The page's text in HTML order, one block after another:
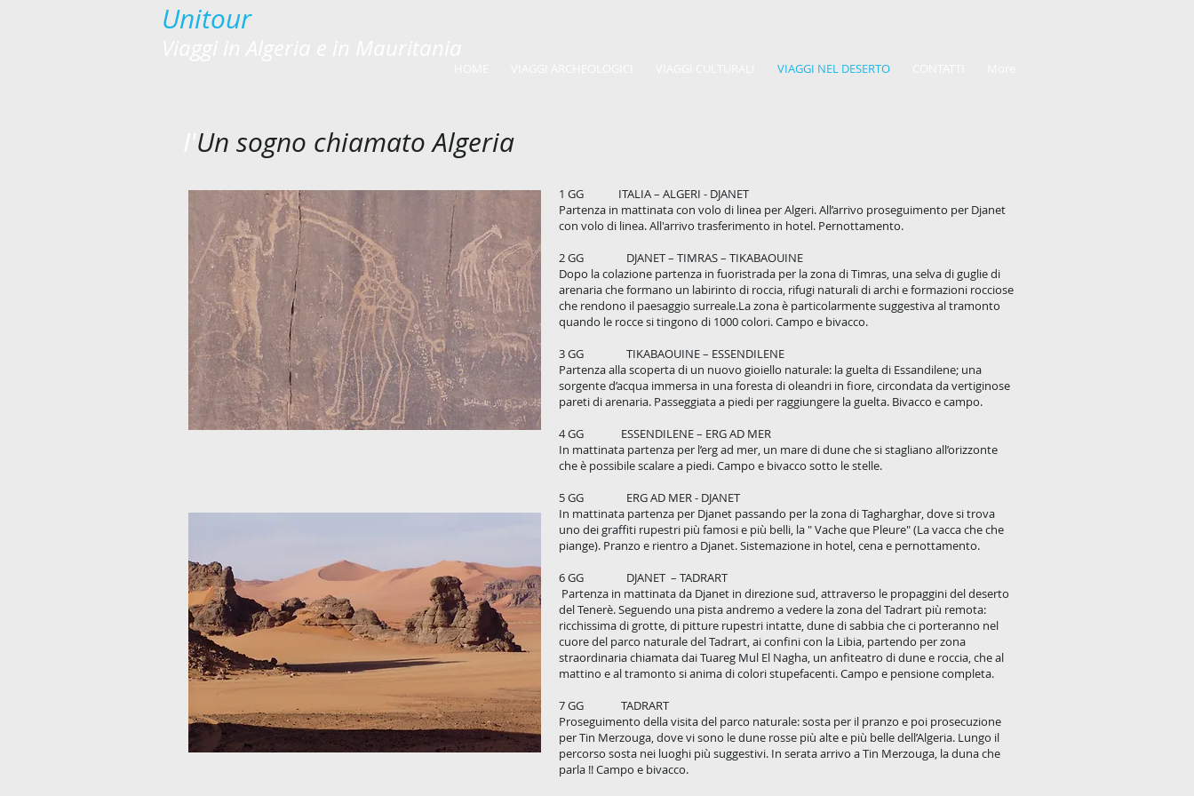
Unitour
VIAGGI NEL DESERTO
Un sogno chiamato Algeria
1 GG ITALIA – ALGERI - DJANET
Partenza in mattinata con volo di linea per Algeri. All’arrivo proseguimento per Djanet
con volo di linea. All'arrivo trasferimento in hotel. Pernottamento.
2 GG DJANET – TIMRAS – TIKABAOUINE
Dopo la colazione partenza in fuoristrada per la zona di Timras, una selva di guglie di
arenaria che formano un labirinto di roccia, rifugi naturali di archi e formazioni rocciose
che rendono il paesaggio surreale.La zona è particolarmente suggestiva al tramonto
quando le rocce si tingono di 1000 colori. Campo e bivacco.
3 GG TIKABAOUINE – ESSENDILENE
Partenza alla scoperta di un nuovo gioiello naturale: la guelta di Essandilene; una
sorgente d’acqua immersa in una foresta di oleandri in fiore, circondata da vertiginose
pareti di arenaria. Passeggiata a piedi per raggiungere la guelta. Bivacco e campo.
4 GG ESSENDILENE – ERG AD MER
In mattinata partenza per l’erg ad mer, un mare di dune che si stagliano all’orizzonte
che è possibile scalare a piedi. Campo e bivacco sotto le stelle.
5 GG ERG AD MER - DJANET
In mattinata partenza per Djanet passando per la zona di Tagharghar, dove si trova
uno dei graffiti rupestri più famosi e più belli, la " Vache que Pleure" (La vacca che che
piange). Pranzo e rientro a Djanet. Sistemazione in hotel, cena e pernottamento.
6 GG DJANET – TADRART
Partenza in mattinata da Djanet in direzione sud, attraverso le propaggini del deserto
del Tenerè. Seguendo una pista andremo a vedere la zona del Tadrart più remota:
ricchissima di grotte, di pitture rupestri intatte, dune di sabbia che ci porteranno nel
cuore del parco naturale del Tadrart, ai confini con la Libia, partendo per zona
straordinaria chiamata dai Tuareg Mul El Nagha, un anfiteatro di dune e roccia, che al
mattino e al tramonto si anima di colori stupefacenti. Campo e pensione completa.
7 GG TADRART
Proseguimento della visita del parco naturale: sosta per il pranzo e poi prosecuzione
per Tin Merzouga, dove vi sono le dune rosse più alte e più belle dell’Algeria. Lungo il
percorso sosta nei luoghi più suggestivi. In serata arrivo a Tin Merzouga, la duna che
parla !! Campo e bivacco.